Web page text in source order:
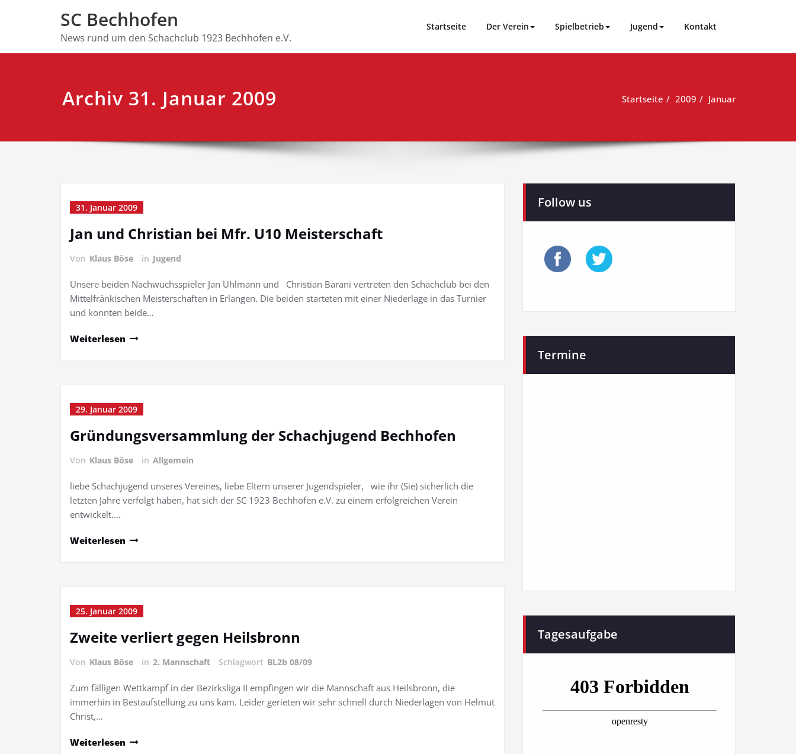
SC Bechhofen
News rund um den Schachclub 1923 Bechhofen e.V.
Startseite Der Verein Spielbetrieb Jugend Kontakt
Archiv 31. Januar 2009 Startseite 2009 Januar
31. Januar 2009
Jan und Christian bei Mfr. U10 Meisterschaft
Von Klaus Böse in Jugend
Unsere beiden Nachwuchsspieler Jan Uhlmann und Christian Barani vertreten den Schachclub bei den
Mittelfränkischen Meisterschaften in Erlangen. Die beiden starteten mit einer Niederlage in das Turnier
und konnten beide…
Weiterlesen
29. Januar 2009
Gründungsversammlung der Schachjugend Bechhofen
Von Klaus Böse in Allgemein
liebe Schachjugend unseres Vereines, liebe Eltern unserer Jugendspieler, wie ihr (Sie) sicherlich die
letzten Jahre verfolgt haben, hat sich der SC 1923 Bechhofen e.V. zu einem erfolgreichen Verein
entwickelt.…
Weiterlesen
25. Januar 2009
Zweite verliert gegen Heilsbronn
Von Klaus Böse in 2. Mannschaft Schlagwort BL2b 08/09
Zum fälligen Wettkampf in der Bezirksliga II empfingen wir die Mannschaft aus Heilsbronn, die
immerhin in Bestaufstellung zu uns kam. Leider gerieten wir sehr schnell durch Niederlagen von Helmut
Christ,…
Weiterlesen
Follow us
Termine
Tagesaufgabe